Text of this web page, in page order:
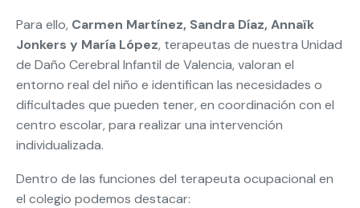
Para ello, Carmen Martínez, Sandra Díaz, Annaïk
Jonkers y María López, terapeutas de nuestra Unidad
de Daño Cerebral Infantil de Valencia, valoran el
entorno real del niño e identifican las necesidades o
dificultades que pueden tener, en coordinación con el
centro escolar, para realizar una intervención
individualizada.
Dentro de las funciones del terapeuta ocupacional en
el colegio podemos destacar: